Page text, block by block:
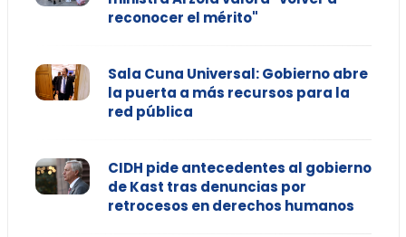
reconocer el mérito"
Sala Cuna Universal: Gobierno abre
la puerta a más recursos para la
red pública
CIDH pide antecedentes al gobierno
de Kast tras denuncias por
retrocesos en derechos humanos